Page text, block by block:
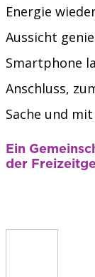
Energie
Aussicht
Smartphone
Anschluss,
Sache und
Ein
der